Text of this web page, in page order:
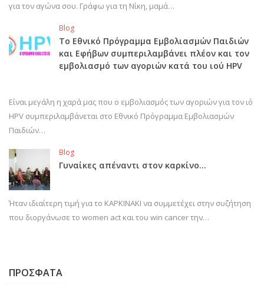
για τον αγώνα σου. Γράφω για τη Νίκη, μαμά…
Blog
Το Εθνικό Πρόγραμμα Εμβολιασμών Παιδιών
και Εφήβων συμπεριλαμβάνει πλέον και τον
εμβολιασμό των αγοριών κατά του ιού HPV
Είναι μεγάλη η χαρά μας που ο εμβολιασμός των αγοριών για τον ιό
HPV συμπεριλαμβάνεται στο Εθνικό Πρόγραμμα Εμβολιασμών
Παιδιών…
Blog
Γυναίκες απέναντι στον καρκίνο…
Ήταν ιδιαίτερη τιμή για το ΚΑΡΚΙΝΑΚΙ να συμμετέχει στην συζήτηση
που διοργάνωσε το women act και του win cancer την…
ΠΡΟΣΦΑΤΑ